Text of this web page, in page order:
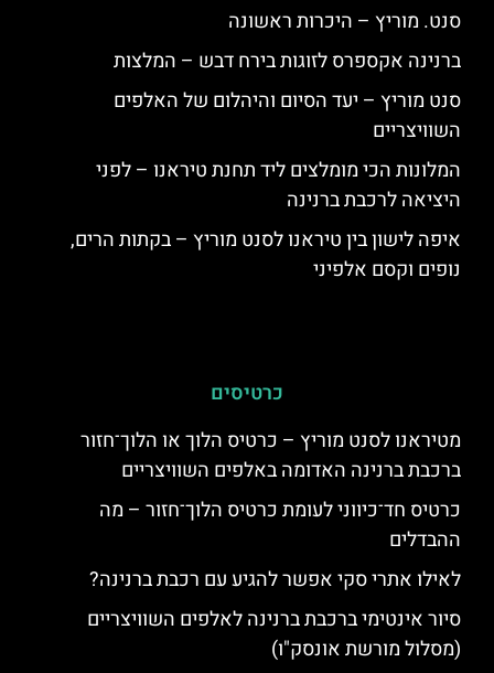
סנט. מוריץ – היכרות ראשונה
ברנינה אקספרס לזוגות בירח דבש – המלצות
סנט מוריץ – יעד הסיום והיהלום של האלפים
השוויצריים
המלונות הכי מומלצים ליד תחנת טיראנו – לפני
היציאה לרכבת ברנינה
איפה לישון בין טיראנו לסנט מוריץ – בקתות הרים,
נופים וקסם אלפיני
כרטיסים
מטיראנו לסנט מוריץ – כרטיס הלוך או הלוך־חזור
ברכבת ברנינה האדומה באלפים השוויצריים
כרטיס חד־כיווני לעומת כרטיס הלוך־חזור – מה
ההבדלים
לאילו אתרי סקי אפשר להגיע עם רכבת ברנינה?
סיור אינטימי ברכבת ברנינה לאלפים השוויצריים
(מסלול מורשת אונסק"ו)